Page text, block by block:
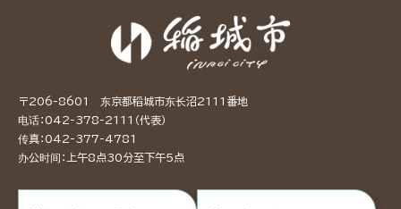
〒206-8601 东京都稻城市东长沼2111番地
电话：042-378-2111（代表）
传真：042-377-4781
办公时间：上午8点30分至下午5点